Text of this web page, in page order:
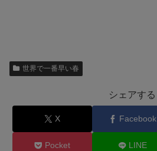
世界で一番早い春
シェアする
X Facebook
Pocket LINE